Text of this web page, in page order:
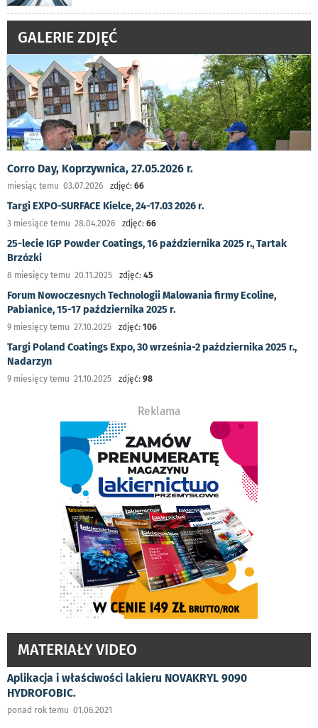
GALERIE ZDJĘĆ
Corro Day, Koprzywnica, 27.05.2026 r.
miesiąc temu 03.07.2026 zdjęć: 66
Targi EXPO-SURFACE Kielce, 24-17.03 2026 r.
3 miesiące temu 28.04.2026 zdjęć: 66
25-lecie IGP Powder Coatings, 16 października 2025 r., Tartak
Brzózki
8 miesięcy temu 20.11.2025 zdjęć: 45
Forum Nowoczesnych Technologii Malowania firmy Ecoline,
Pabianice, 15-17 października 2025 r.
9 miesięcy temu 27.10.2025 zdjęć: 106
Targi Poland Coatings Expo, 30 września-2 października 2025 r.,
Nadarzyn
9 miesięcy temu 21.10.2025 zdjęć: 98
Reklama
MATERIAŁY VIDEO
Aplikacja i właściwości lakieru NOVAKRYL 9090
HYDROFOBIC.
ponad rok temu 01.06.2021